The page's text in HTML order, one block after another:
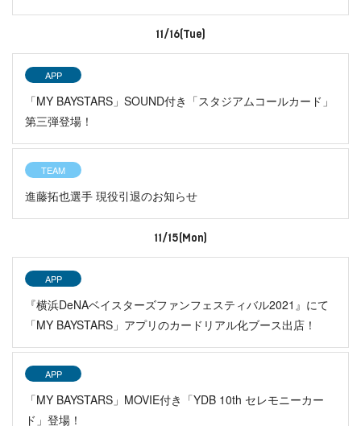
11/16(Tue)
APP
「MY BAYSTARS」SOUND付き「スタジアムコールカード」
第三弾登場！
TEAM
進藤拓也選手 現役引退のお知らせ
11/15(Mon)
APP
『横浜DeNAベイスターズファンフェスティバル2021』にて
「MY BAYSTARS」アプリのカードリアル化ブース出店！
APP
「MY BAYSTARS」MOVIE付き「YDB 10th セレモニーカー
ド」登場！